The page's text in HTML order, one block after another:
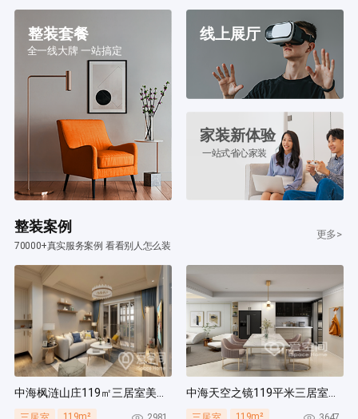
整装套餐
全一线大牌 一站搞定
线上展厅
家装新体验
一站式省心家装
整装案例
70000+真实服务案例 看看别人怎么装
更多>
中海枫涟山庄119㎡三居室美式风装修案例
119m²
中海天空之镜119平米三居室北欧风装修案例
119m²